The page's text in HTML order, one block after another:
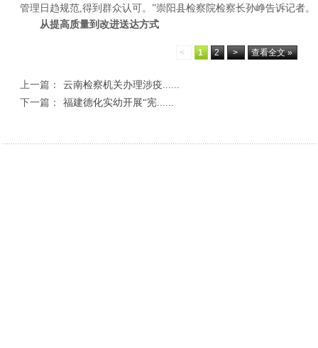
管理日趋规范,得到群众认可。”崇阳县检察院检察长孙峥告诉记者。
从提高质量到改进送达方式
< 1 2 > 查看全文 »
上一篇：
云南检察机关办理涉疫......
下一篇：
福建德化实幼开展“宪......